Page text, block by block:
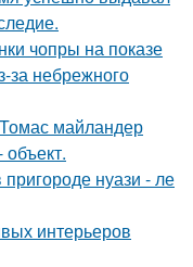
чопры на показе
за небрежного
майландер
нуази - ле
интерьеров